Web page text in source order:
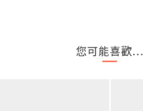
您可能喜歡...